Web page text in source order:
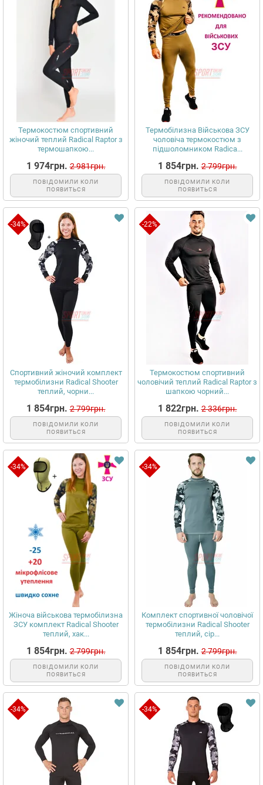
Термокостюм спортивний
жіночий теплий Radical Raptor з
термошапкою...
1 974грн. 2 981грн.
ПОВІДОМИЛИ КОЛИ
ПОЯВИТЬСЯ
Термобілизна Військова ЗСУ
чоловіча термокостюм з
підшоломником Radica...
1 854грн. 2 799грн.
ПОВІДОМИЛИ КОЛИ
ПОЯВИТЬСЯ
-34%
Спортивний жіночий комплект
термобілизни Radical Shooter
теплий, чорни...
1 854грн. 2 799грн.
ПОВІДОМИЛИ КОЛИ
ПОЯВИТЬСЯ
-22%
Термокостюм спортивний
чоловічий теплий Radical Raptor з
шапкою чорний...
1 822грн. 2 336грн.
ПОВІДОМИЛИ КОЛИ
ПОЯВИТЬСЯ
-34%
Жіноча військова термобілизна
ЗСУ комплект Radical Shooter
теплий, хак...
1 854грн. 2 799грн.
ПОВІДОМИЛИ КОЛИ
ПОЯВИТЬСЯ
-34%
Комплект спортивної чоловічої
термобілизни Radical Shooter
теплий, сір...
1 854грн. 2 799грн.
ПОВІДОМИЛИ КОЛИ
ПОЯВИТЬСЯ
-34% -34%